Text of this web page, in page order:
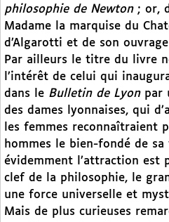
philosophie de Newton; or,
Madame la marquise du
d’Algarotti et de son
Par ailleurs le titre du livre
l’intérêt de celui qui
dans le Bulletin de Lyonpar
des dames lyonnaises, qui
les femmes reconnaîtraient
hommes le bien-fondé de
évidemment l’attraction est
clef de la philosophie, le
une force universelle et
Mais de plus curieuses